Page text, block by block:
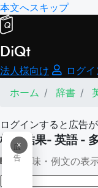
本文へスキップ
DiQt
法人様向け
ログイ
ホーム
辞書
ログインすると広告
×
広
告
検索結果- 英語 -
意味・例文の表